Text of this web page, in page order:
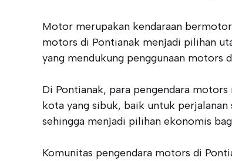
Motor merupakan kendaraan
motors di Pontianak menjadi pilihan
yang mendukung penggunaan motors
Di Pontianak, para pengendara
kota yang sibuk, baik untuk
sehingga menjadi pilihan ekonomis
Komunitas pengendara motors di